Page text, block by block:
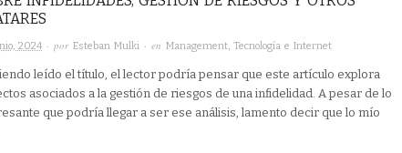
2024 · por Esteban Mulki · en Management Tecnología e Internet
leído el título, el lector podría pensar que este artículo explora
asociados a la gestión de riesgos de una infidelidad. A pesar de lo
que podría llegar a ser ese análisis, lamento decir que lo mío